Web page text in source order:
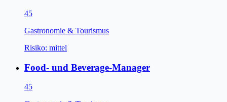
45
Gastronomie & Tourismus
Risiko: mittel
Food- und Beverage-Manager
45